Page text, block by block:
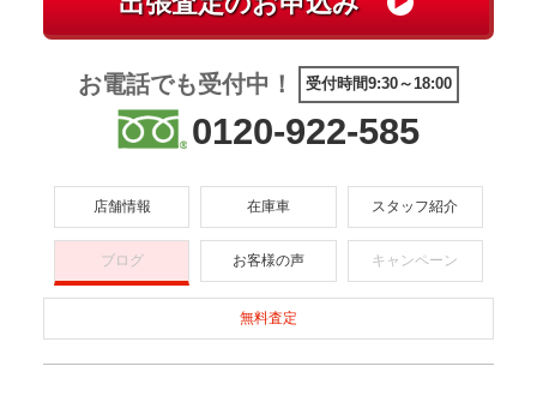
お電話でも受付中！ 受付時間9:30～18:00
0120-922-585
店舗情報 在庫車 スタッフ紹介
ブログ お客様の声 キャンペーン
無料査定